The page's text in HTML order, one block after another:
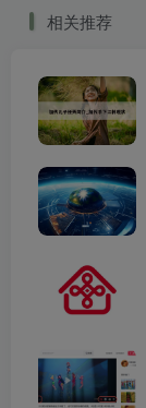
相关推荐